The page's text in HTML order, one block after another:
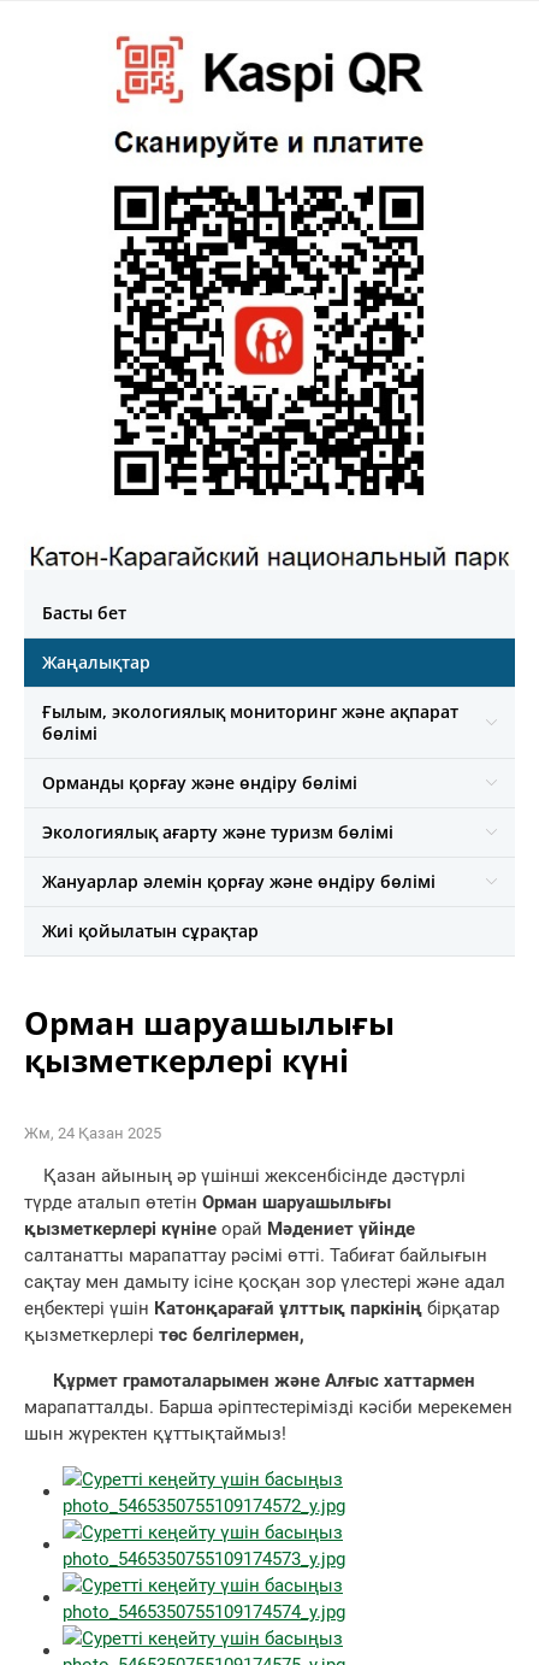
Басты бет
Жаңалықтар
Ғылым, экологиялық мониторинг және ақпарат
бөлімі
Орманды қорғау және өндіру бөлімі
Экологиялық ағарту және туризм бөлімі
Жануарлар әлемін қорғау және өндіру бөлімі
Жиі қойылатын сұрақтар
Орман шаруашылығы
қызметкерлері күні
Жм, 24 Қазан 2025
Қазан айының әр үшінші жексенбісінде дәстүрлі
түрде аталып өтетін Орман шаруашылығы
қызметкерлері күніне орай Мәдениет үйінде
салтанатты марапаттау рәсімі өтті. Табиғат байлығын
сақтау мен дамыту ісіне қосқан зор үлестері және адал
еңбектері үшін Катонқарағай ұлттық паркінің бірқатар
қызметкерлері төс белгілермен,
Құрмет грамоталарымен және Алғыс хаттармен
марапатталды. Барша әріптестерімізді кәсіби мерекемен
шын жүректен құттықтаймыз!